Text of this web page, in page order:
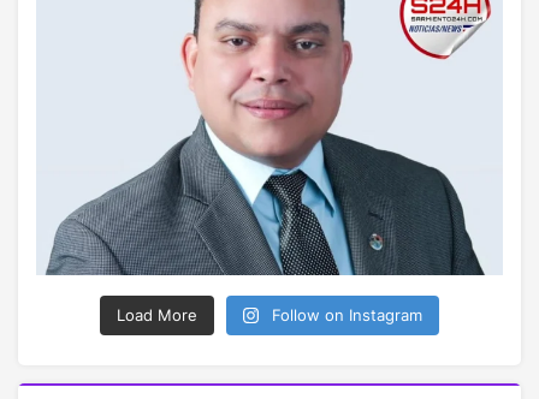
Load More Follow on Instagram